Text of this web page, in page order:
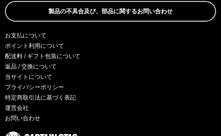
製品の不具合及び、部品に関するお問い合わせ
お支払について
ポイント利用について
配送料 / ギフト包装について
返品 / 交換について
当サイトについて
プライバシーポリシー
特定商取引法に基づく表記
運営会社
お問い合わせ